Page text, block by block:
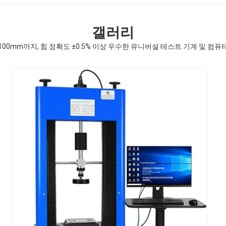
갤러리
까지, 힘 정확도 ±0.5% 이상 우수한 유니버설 테스트 기계 및 컴퓨